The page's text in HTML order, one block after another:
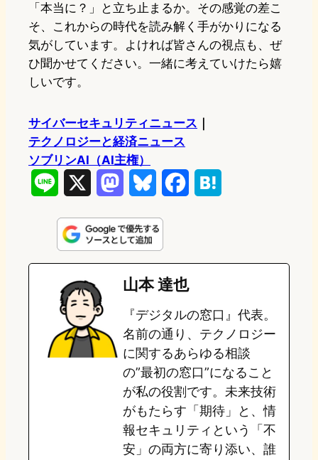
「本当に？」と立ち止まるか。その感覚の差こ
そ、これからの時代を読み解く手がかりになる
気がしています。よければ皆さんの視点も、ぜ
ひ聞かせてください。一緒に考えていけたら嬉
しいです。
サイバーセキュリティニュース
テクノロジーと経済ニュース
ソブリンAI（AI主権）
n
e
s
t
o
o
n
u
e
s
k
e
b
o
o
k
e
a
山本 達也
『デジタルの窓口』代表。
名前の通り、テクノロジー
に関するあらゆる相談
の”最初の窓口”になること
が私の役割です。未来技術
がもたらす「期待」と、情
報セキュリティという「不
安」の両方に寄り添い、誰